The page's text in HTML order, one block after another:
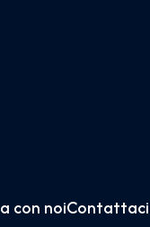
con noiContattaci